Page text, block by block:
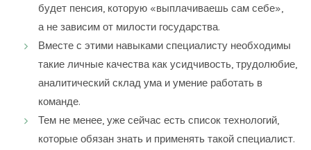
будет пенсия, которую «выплачиваешь сам себе»,
а не зависим от милости государства.
Вместе с этими навыками специалисту необходимы
такие личные качества как усидчивость, трудолюбие,
аналитический склад ума и умение работать в
команде.
Тем не менее, уже сейчас есть список технологий,
которые обязан знать и применять такой специалист.